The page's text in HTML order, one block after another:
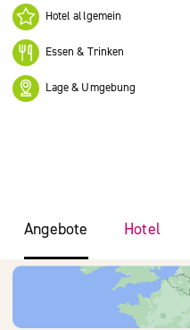
Hotel allgemein
Essen & Trinken
Lage & Umgebung
Angebote Hotel